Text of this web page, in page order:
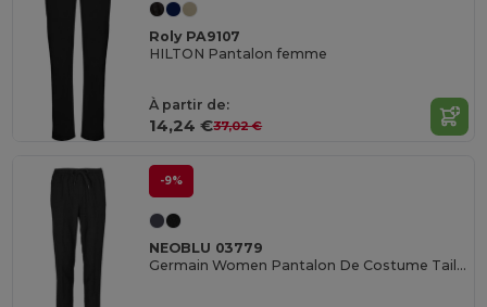
Roly PA9107
HILTON Pantalon femme
À partir de:
14,24 €37,02 €
-9%
NEOBLU 03779
Germain Women Pantalon De Costume Taille élastiquée Femme